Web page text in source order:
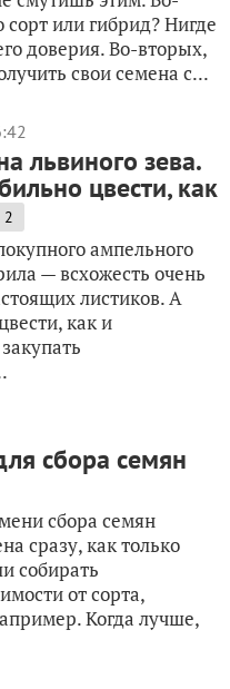
или гибрид? Нигде
доверия. Во-вторых,
свои семена с...
львиного зева.
цвести, как
2
ампельного
— всхожесть очень
листиков. А
как и
сбора семян
сбора семян
сразу, как только
собирать
от сорта,
Когда лучше,